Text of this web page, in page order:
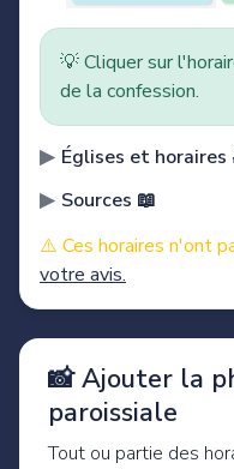
💡 Cliquer sur
de la confession.
Églises et horaires
Sources 📖
⚠️ Ces horaires n'ont
votre avis.
📸 Ajouter la
paroissiale
Tout ou partie des